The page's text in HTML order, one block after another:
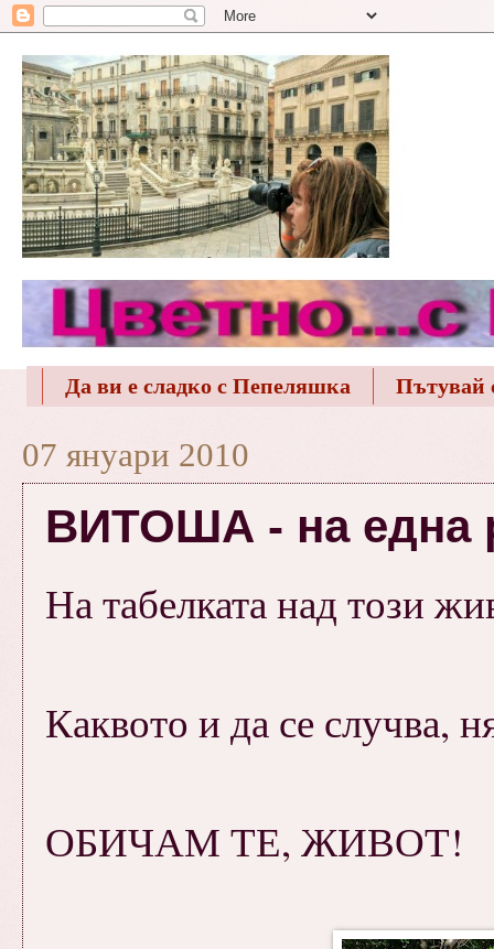
Да ви е сладко с Пепеляшка Пътувай
07 януари 2010
ВИТОША - на една
На табелката над този
Каквото и да се случва,
ОБИЧАМ ТЕ, ЖИВОТ!